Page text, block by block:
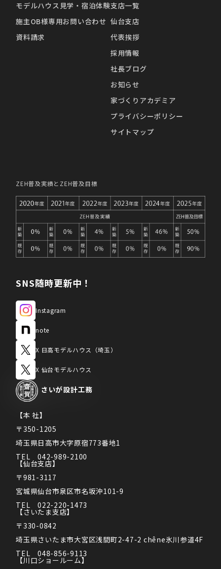
モデルハウス見学・宿泊体験
施主OB様専用お問い合わせ
資料請求
支店一覧
仙台支店
代表挨拶
採用情報
社長ブログ
お知らせ
家づくりアカデミア
プライバシーポリシー
サイトマップ
さいが設計工務
【本 社】
〒350-1205
埼玉県日高市大字原宿773番地1
TEL　042-989-2100
【仙台支店】
〒981-3117
宮城県仙台市泉区市名坂沖101-9
TEL　022-220-1473
【さいたま支店】
〒330-0842
埼玉県さいたま市大宮区浅間町2-47-2 chêne氷川参道4F
TEL　048-856-9113
【川口ショールーム】
ZEH普及実績とZEH普及目標
SNS随時更新中！
Instagram
note
X 日高モデルハウス（埼玉）
X 仙台モデルハウス